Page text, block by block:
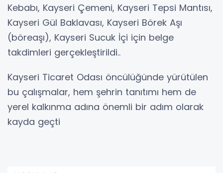
Kebabı, Kayseri Çemeni, Kayseri Tepsi Mantısı,
Kayseri Gül Baklavası, Kayseri Börek Aşı
(böreaşı), Kayseri Sucuk İçi için belge
takdimleri gerçekleştirildi..
Kayseri Ticaret Odası öncülüğünde yürütülen
bu çalışmalar, hem şehrin tanıtımı hem de
yerel kalkınma adına önemli bir adım olarak
kayda geçti